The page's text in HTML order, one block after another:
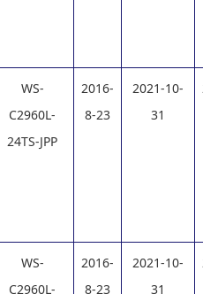
WS-
C2960L-
24TS-JPP
2016-
8-23
2021-10-
31
WS-
C2960L-
2016-
8-23
2021-10-
31